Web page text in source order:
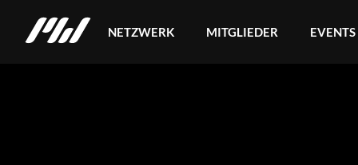
NETZWERK MITGLIEDER EVENTS